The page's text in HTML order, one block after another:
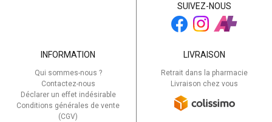
SUIVEZ-NOUS
INFORMATION
Qui sommes-nous ?
Contactez-nous
Déclarer un effet indésirable
Conditions générales de vente
(CGV)
LIVRAISON
Retrait dans la pharmacie
Livraison chez vous